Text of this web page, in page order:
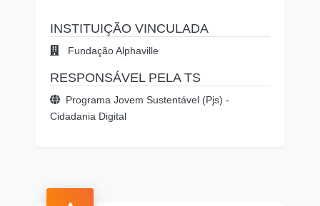
INSTITUIÇÃO VINCULADA
Fundação Alphaville
RESPONSÁVEL PELA TS
Programa Jovem Sustentável (Pjs) -
Cidadania Digital